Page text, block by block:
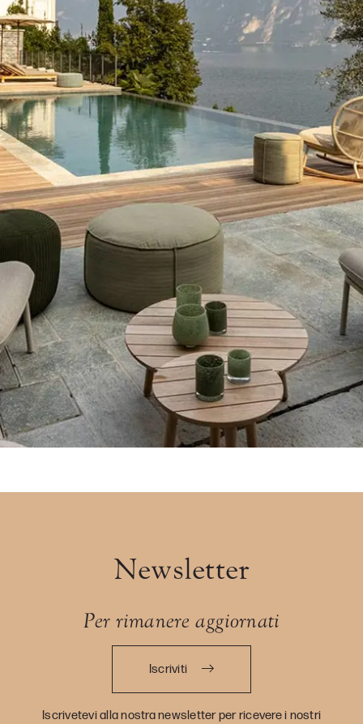
Newsletter
Per rimanere aggiornati
Iscriviti
Iscrivetevi alla nostra newsletter per ricevere i nostri